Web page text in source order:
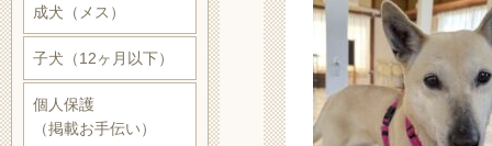
成犬（メス）
子犬（12ヶ月以下）
個人保護
（掲載お手伝い）